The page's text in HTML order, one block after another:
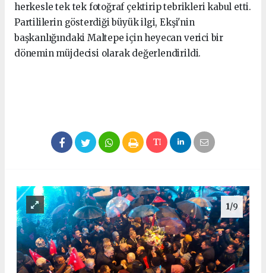
herkesle tek tek fotoğraf çektirip tebrikleri kabul etti.
Partililerin gösterdiği büyük ilgi, Ekşi'nin
başkanlığındaki Maltepe için heyecan verici bir
dönemin müjdecisi olarak değerlendirildi.
1/9